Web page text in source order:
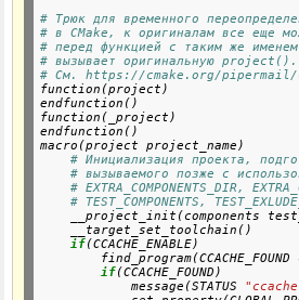
# Трюк для временного
# в CMake, к оригиналам все еще
# перед функцией с таким же
# вызывает оригинальную project().
# См. https://cmake.org/pipermail/
function(project)
endfunction()
function(_project)
endfunction()
macro(project project_name)
# Инициализация проекта,
# вызываемого позже с
# EXTRA_COMPONENTS_DIR,
# TEST_COMPONENTS,
__project_init(components
    __target_set_toolchain()
if(CCACHE_ENABLE)
find_program(CCACHE_FOUND
if(CCACHE_FOUND)
            message(STATUS